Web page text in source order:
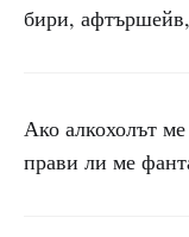
бири,
Ако алкохолът
прави ли ме